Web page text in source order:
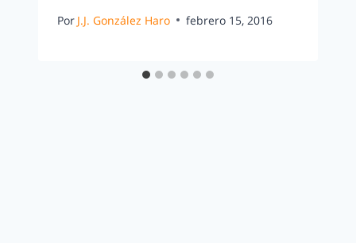
Por J.J. González Haro febrero 15, 2016